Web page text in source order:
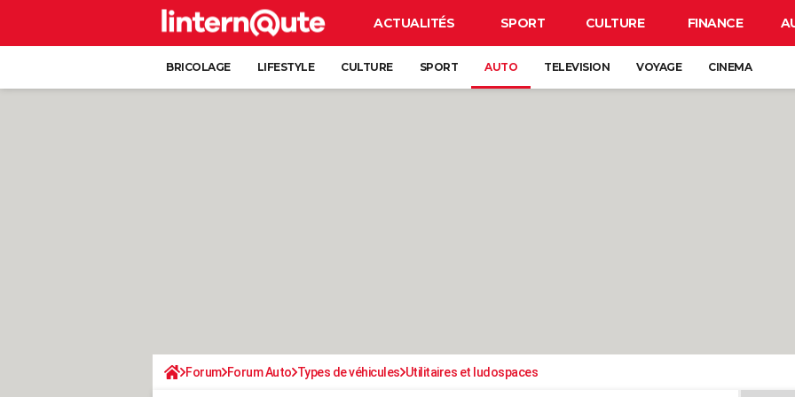
ACTUALITÉS SPORT CULTURE FINANCE
BRICOLAGE LIFESTYLE CULTURE SPORT AUTO TELEVISION VOYAGE CINEMA
Forum Forum Auto Types de véhicules Utilitaires et ludospaces